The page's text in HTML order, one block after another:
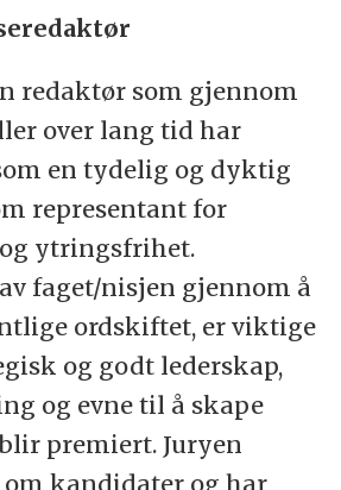
redaktør som gjennom
over lang tid har
en tydelig og dyktig
representant for
ytringsfrihet.
faget/nisjen gjennom å
ordskiftet, er viktige
og godt lederskap,
og evne til å skape
premiert. Juryen
kandidater og har